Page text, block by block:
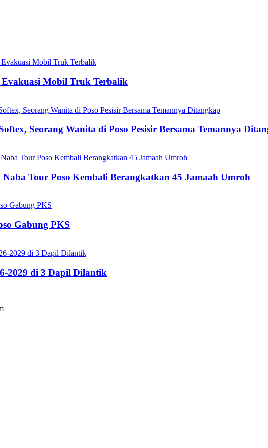
Evakuasi Mobil Truk Terbalik
Seorang Wanita di Poso Pesisir Bersama Temannya
Tour Poso Kembali Berangkatkan 45 Jamaah Umroh
Gabung PKS
2029 di 3 Dapil Dilantik